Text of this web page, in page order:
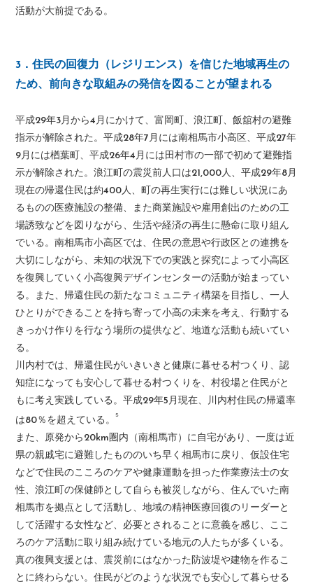
活動が大前提である。
3．住民の回復力（レジリエンス）を信じた地域再生の
ため、前向きな取組みの発信を図ることが望まれる
平成29年3月から4月にかけて、富岡町、浪江町、飯舘村の避難
指示が解除された。平成28年7月には南相馬市小高区、平成27年
9月には楢葉町、平成26年4月には田村市の一部で初めて避難指
示が解除された。浪江町の震災前人口は21,000人、平成29年8月
現在の帰還住民は約400人、町の再生実行には難しい状況にあ
るものの医療施設の整備、また商業施設や雇用創出のための工
場誘致などを図りながら、生活や経済の再生に懸命に取り組ん
でいる。南相馬市小高区では、住民の意思や行政区との連携を
大切にしながら、未知の状況下での実践と探究によって小高区
を復興していく小高復興デザインセンターの活動が始まってい
る。また、帰還住民の新たなコミュニティ構築を目指し、一人
ひとりができることを持ち寄って小高の未来を考え、行動する
きっかけ作りを行なう場所の提供など、地道な活動も続いてい
る。
川内村では、帰還住民がいきいきと健康に暮せる村つくり、認
知症になっても安心して暮せる村つくりを、村役場と住民がと
もに考え実践している。平成29年5月現在、川内村住民の帰還率
は80％を超えている。
⁵
また、原発から20km圏内（南相馬市）に自宅があり、一度は近
県の親戚宅に避難したもののいち早く相馬市に戻り、仮設住宅
などで住民のこころのケアや健康運動を担った作業療法士の女
性、浪江町の保健師として自らも被災しながら、住んでいた南
相馬市を拠点として活動し、地域の精神医療回復のリーダーと
して活躍する女性など、必要とされることに意義を感じ、ここ
ろのケア活動に取り組み続けている地元の人たちが多くいる。
真の復興支援とは、震災前にはなかった防波堤や建物を作るこ
とに終わらない。住民がどのような状況でも安心して暮らせる